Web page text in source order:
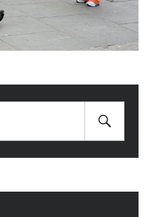
Search
Submit